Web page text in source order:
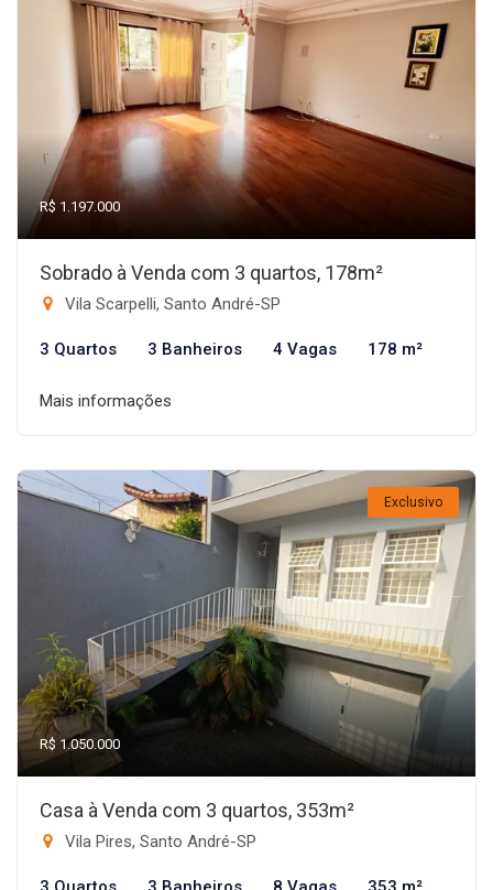
R$ 1.197.000
Sobrado à Venda com 3 quartos, 178m²
Vila Scarpelli, Santo André-SP
3 Quartos 3 Banheiros 4 Vagas 178 m²
Mais informações
Exclusivo
R$ 1.050.000
Casa à Venda com 3 quartos, 353m²
Vila Pires, Santo André-SP